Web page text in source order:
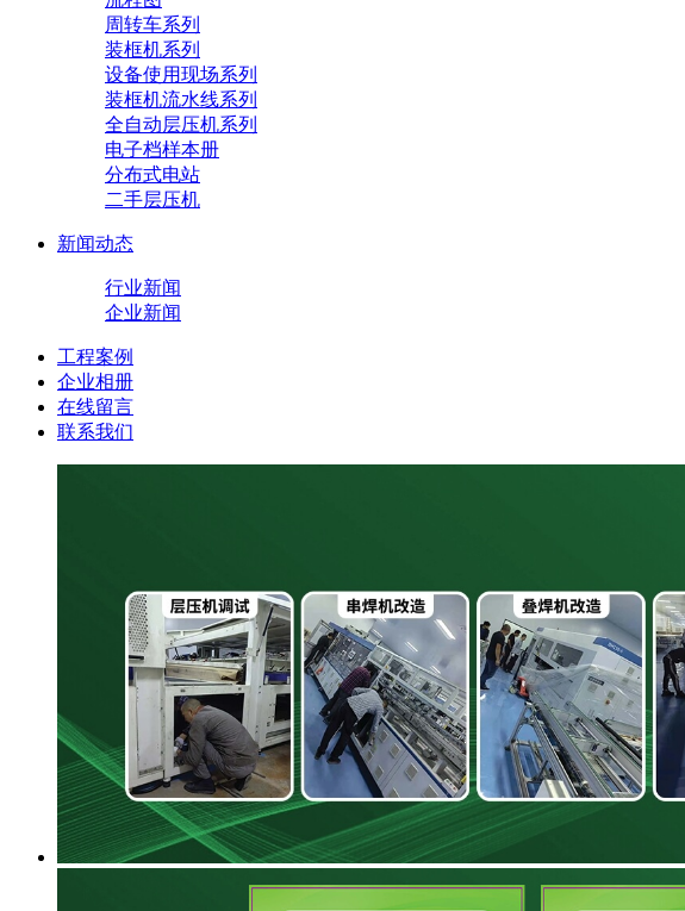
周转车系列
装框机系列
设备使用现场系列
装框机流水线系列
全自动层压机系列
电子档样本册
分布式电站
二手层压机
新闻动态
行业新闻
企业新闻
工程案例
企业相册
在线留言
联系我们